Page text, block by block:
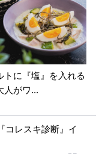
トに『塩』を入れる
人がワ...
コレスキ診断』イ